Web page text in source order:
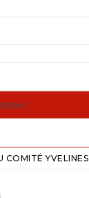
COMITÉ YVELINES